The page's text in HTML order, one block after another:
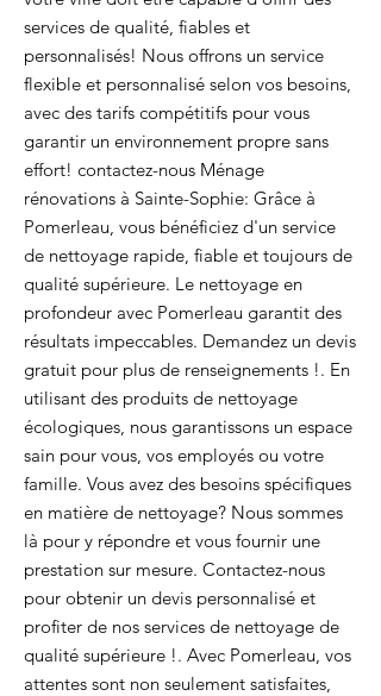
services de qualité, fiables et
personnalisés! Nous offrons un service
flexible et personnalisé selon vos besoins,
avec des tarifs compétitifs pour vous
garantir un environnement propre sans
effort! contactez-nous Ménage
rénovations à Sainte-Sophie: Grâce à
Pomerleau, vous bénéficiez d'un service
de nettoyage rapide, fiable et toujours de
qualité supérieure. Le nettoyage en
profondeur avec Pomerleau garantit des
résultats impeccables. Demandez un devis
gratuit pour plus de renseignements !. En
utilisant des produits de nettoyage
écologiques, nous garantissons un espace
sain pour vous, vos employés ou votre
famille. Vous avez des besoins spécifiques
en matière de nettoyage? Nous sommes
là pour y répondre et vous fournir une
prestation sur mesure. Contactez-nous
pour obtenir un devis personnalisé et
profiter de nos services de nettoyage de
qualité supérieure !. Avec Pomerleau, vos
attentes sont non seulement satisfaites,